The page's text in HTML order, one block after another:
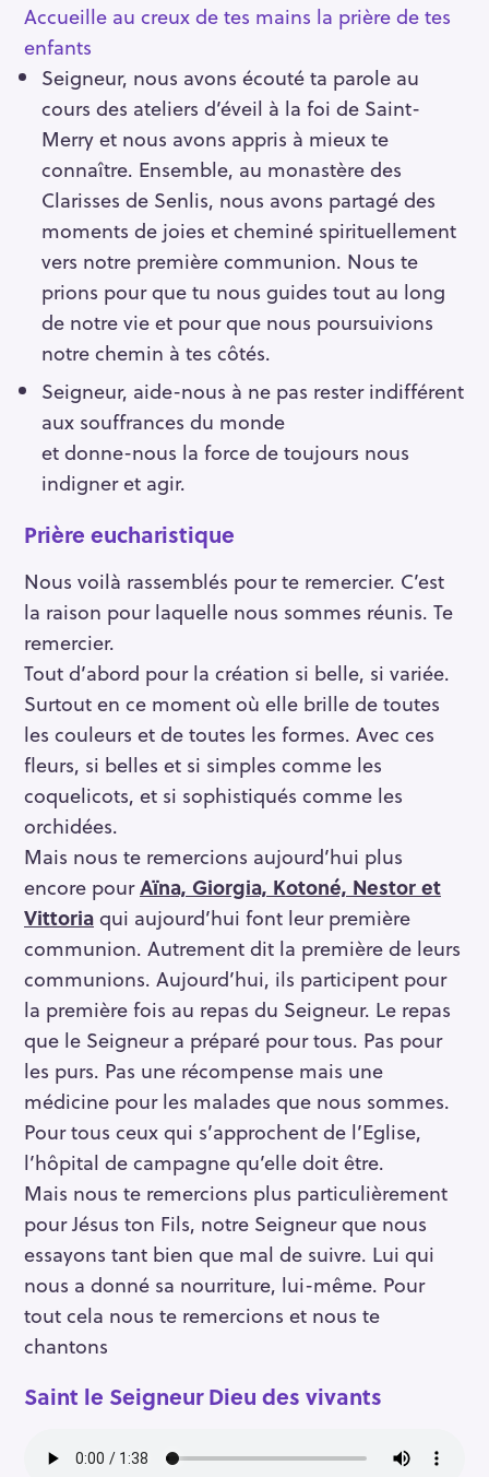
Accueille au creux de tes mains la prière de tes
enfants
Seigneur, nous avons écouté ta parole au
cours des ateliers d’éveil à la foi de Saint-
Merry et nous avons appris à mieux te
connaître. Ensemble, au monastère des
Clarisses de Senlis, nous avons partagé des
moments de joies et cheminé spirituellement
vers notre première communion. Nous te
prions pour que tu nous guides tout au long
de notre vie et pour que nous poursuivions
notre chemin à tes côtés.
Seigneur, aide-nous à ne pas rester indifférent
aux souffrances du monde
et donne-nous la force de toujours nous
indigner et agir.
Prière eucharistique
Nous voilà rassemblés pour te remercier. C’est
la raison pour laquelle nous sommes réunis. Te
remercier.
Tout d’abord pour la création si belle, si variée.
Surtout en ce moment où elle brille de toutes
les couleurs et de toutes les formes. Avec ces
fleurs, si belles et si simples comme les
coquelicots, et si sophistiqués comme les
orchidées.
Mais nous te remercions aujourd’hui plus
encore pourAïna, Giorgia, Kotoné, Nestor et
Vittoriaqui aujourd’hui font leur première
communion. Autrement dit la première de leurs
communions. Aujourd’hui, ils participent pour
la première fois au repas du Seigneur. Le repas
que le Seigneur a préparé pour tous. Pas pour
les purs. Pas une récompense mais une
médicine pour les malades que nous sommes.
Pour tous ceux qui s’approchent de l’Eglise,
l’hôpital de campagne qu’elle doit être.
Mais nous te remercions plus particulièrement
pour Jésus ton Fils, notre Seigneur que nous
essayons tant bien que mal de suivre. Lui qui
nous a donné sa nourriture, lui-même. Pour
tout cela nous te remercions et nous te
chantons
Saint le Seigneur Dieu des vivants